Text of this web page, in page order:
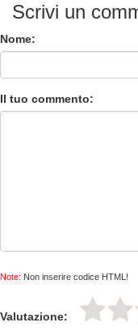
Scrivi un
Nome:
Il tuo commento:
Note: Non inserire codice HTML!
Valutazione: